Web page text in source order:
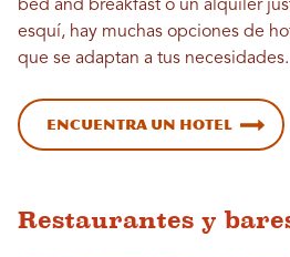
bed and breakfast o un alquiler
esquí, hay muchas opciones de
que se adaptan a tus necesidades.
Encuentra un hotel
Restaurantes y